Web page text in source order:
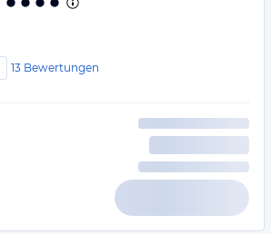
13 Bewertungen